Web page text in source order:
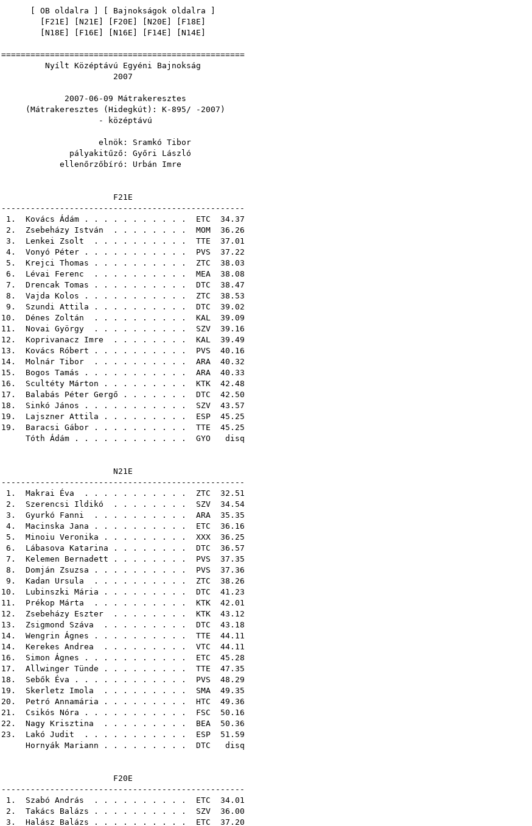
OB oldalra Bajnokságok oldalra
F21E N21E F20E N20E F18E
N18E F16E N16E F14E N14E
==================================================
Nyílt Középtávú Egyéni Bajnokság
2007
2007-06-09 Mátrakeresztes
(Mátrakeresztes (Hidegkút): K-895/ -2007)
- középtávú
elnök: Sramkó Tibor
pályakitűző: Győri László
ellenőrzőbíró: Urbán Imre
F21E
--------------------------------------------------
1. Kovács Ádám . . . . . . . . . . . ETC 34.37
2. Zsebeházy István . . . . . . . . MOM 36.26
3. Lenkei Zsolt . . . . . . . . . . TTE 37.01
4. Vonyó Péter . . . . . . . . . . . PVS 37.22
5. Krejci Thomas . . . . . . . . . . ZTC 38.03
6. Lévai Ferenc . . . . . . . . . . MEA 38.08
7. Drencak Tomas . . . . . . . . . . DTC 38.47
8. Vajda Kolos . . . . . . . . . . . ZTC 38.53
9. Szundi Attila . . . . . . . . . . DTC 39.02
10. Dénes Zoltán . . . . . . . . . . KAL 39.09
11. Novai György . . . . . . . . . . SZV 39.16
12. Koprivanacz Imre . . . . . . . . KAL 39.49
13. Kovács Róbert . . . . . . . . . . PVS 40.16
14. Molnár Tibor . . . . . . . . . . ARA 40.32
15. Bogos Tamás . . . . . . . . . . . ARA 40.33
16. Scultéty Márton . . . . . . . . . KTK 42.48
17. Balabás Péter Gergő . . . . . . . DTC 42.50
18. Sinkó János . . . . . . . . . . . SZV 43.57
19. Lajszner Attila . . . . . . . . . ESP 45.25
19. Baracsi Gábor . . . . . . . . . . TTE 45.25
Tóth Ádám . . . . . . . . . . . . GYO disq
N21E
--------------------------------------------------
1. Makrai Éva . . . . . . . . . . . ZTC 32.51
2. Szerencsi Ildikó . . . . . . . . SZV 34.54
3. Gyurkó Fanni . . . . . . . . . . ARA 35.35
4. Macinska Jana . . . . . . . . . . ETC 36.16
5. Minoiu Veronika . . . . . . . . . XXX 36.25
6. Lábasova Katarina . . . . . . . . DTC 36.57
7. Kelemen Bernadett . . . . . . . . PVS 37.35
8. Domján Zsuzsa . . . . . . . . . . PVS 37.36
9. Kadan Ursula . . . . . . . . . . ZTC 38.26
10. Lubinszki Mária . . . . . . . . . DTC 41.23
11. Prékop Márta . . . . . . . . . . KTK 42.01
12. Zsebeházy Eszter . . . . . . . . KTK 43.12
13. Zsigmond Száva . . . . . . . . . DTC 43.18
14. Wengrin Ágnes . . . . . . . . . . TTE 44.11
14. Kerekes Andrea . . . . . . . . . VTC 44.11
16. Simon Ágnes . . . . . . . . . . . ETC 45.28
17. Allwinger Tünde . . . . . . . . . TTE 47.35
18. Sebők Éva . . . . . . . . . . . . PVS 48.29
19. Skerletz Imola . . . . . . . . . SMA 49.35
20. Petró Annamária . . . . . . . . . HTC 49.36
21. Csikós Nóra . . . . . . . . . . . FSC 50.16
22. Nagy Krisztina . . . . . . . . . BEA 50.36
23. Lakó Judit . . . . . . . . . . . ESP 51.59
Hornyák Mariann . . . . . . . . . DTC disq
F20E
--------------------------------------------------
1. Szabó András . . . . . . . . . . ETC 34.01
2. Takács Balázs . . . . . . . . . . SZV 36.00
3. Halász Balázs . . . . . . . . . . ETC 37.20